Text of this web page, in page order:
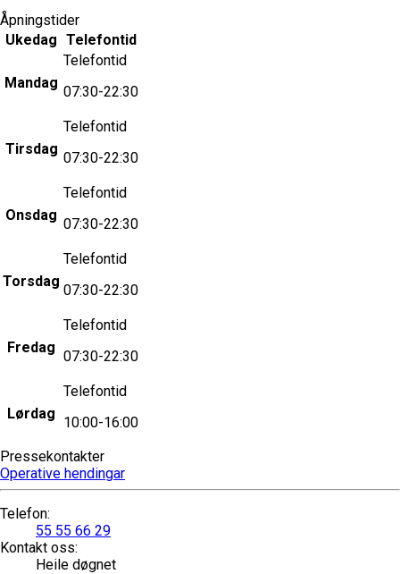
Åpningstider
Ukedag Telefontid
Mandag
Telefontid
07:30-22:30
Tirsdag
Telefontid
07:30-22:30
Onsdag
Telefontid
07:30-22:30
Torsdag
Telefontid
07:30-22:30
Fredag
Telefontid
07:30-22:30
Lørdag
Telefontid
10:00-16:00
Pressekontakter
Operative hendingar
Telefon:
55 55 66 29
Kontakt oss:
Heile døgnet